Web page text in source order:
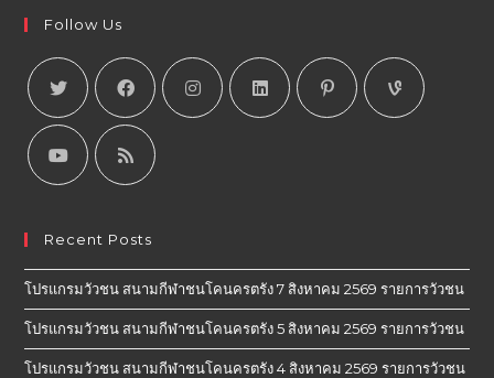
Follow Us
Recent Posts
โปรแกรมวัวชน สนามกีฬาชนโคนครตรัง 7 สิงหาคม 2569 รายการวัวชน
โปรแกรมวัวชน สนามกีฬาชนโคนครตรัง 5 สิงหาคม 2569 รายการวัวชน
โปรแกรมวัวชน สนามกีฬาชนโคนครตรัง 4 สิงหาคม 2569 รายการวัวชน